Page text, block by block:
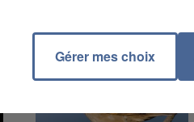
Gérer mes choix